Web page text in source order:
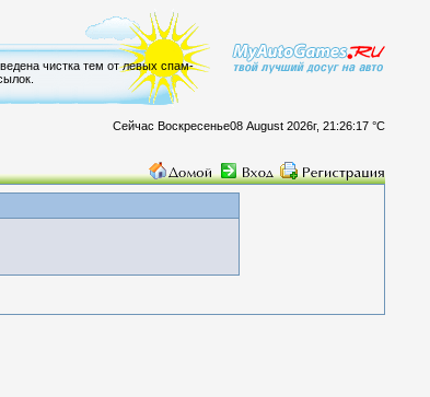
чистка тем от левых спам-
Сейчас Воскресенье08 August 2026г, 21:26:17 °C